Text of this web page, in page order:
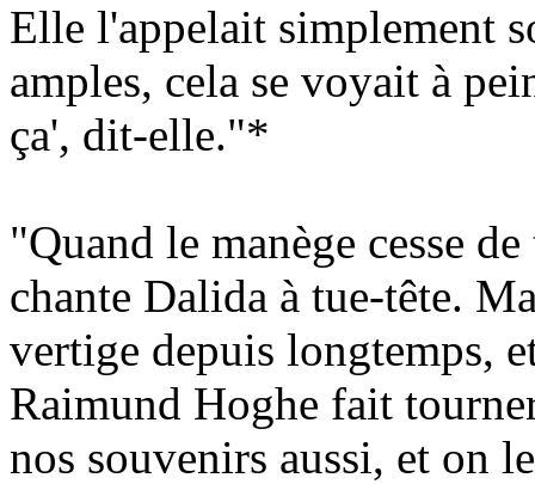
Elle l'appelait simplement
amples, cela se voyait à
ça', dit-elle."*
"Quand le manège cesse
chante Dalida à tue-tête.
vertige depuis longtemps,
Raimund Hoghe fait
nos souvenirs aussi, et on